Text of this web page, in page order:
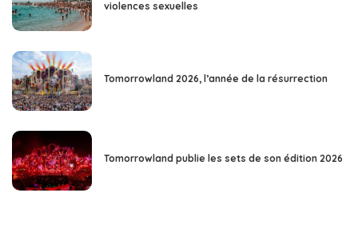
violences sexuelles
Tomorrowland 2026, l’année de la résurrection
Tomorrowland publie les sets de son édition 2026